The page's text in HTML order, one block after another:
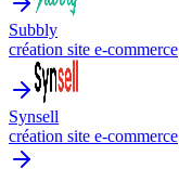
Subbly
création site e-commerce
Synsell
création site e-commerce